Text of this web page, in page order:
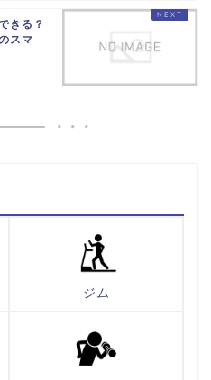
きる？
スマ
ジム